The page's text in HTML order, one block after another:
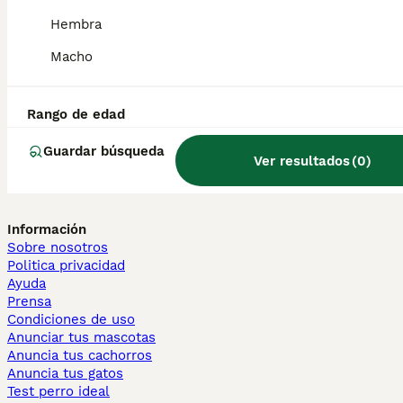
Hembra
Macho
Rango de edad
Guardar búsqueda
Ver resultados(0)
Otras páginas populares
Bichón Maltés en València
Bulldog Francés en Galicia
Caniche Toy en venta en Barcelona
Información
Sobre nosotros
Politica privacidad
Ayuda
Prensa
Condiciones de uso
Anunciar tus mascotas
Anuncia tus cachorros
Anuncia tus gatos
Test perro ideal